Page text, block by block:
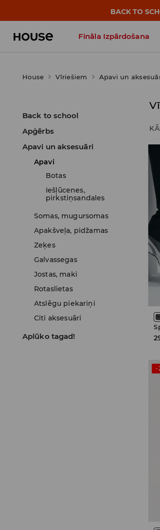
BACK TO
Fināla Izpārdošana
House Vīriešiem Apavi un
Back to school
Apģērbs
Apavi un aksesuāri
Apavi
Botas
Iešļūcenes,
pirkstiņsandales
Somas, mugursomas
Apakšveļa, pidžamas
Zeķes
Galvassegas
Jostas, maki
Rotaslietas
Atslēgu piekariņi
Citi aksesuāri
Aplūko tagad!
-